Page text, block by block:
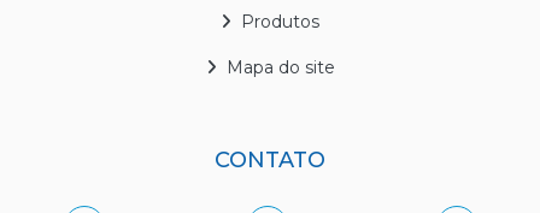
Produtos
Mapa do site
CONTATO